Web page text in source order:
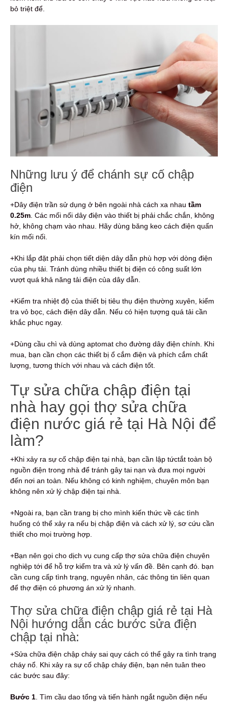
bỏ triệt để.
Những lưu ý để chánh sự cố chập
điện
+Dây điện trần sử dụng ở bên ngoài nhà cách xa nhau tầm
0.25m . Các mối nối dây điện vào thiết bị phải chắc chắn, không
hở, không chạm vào nhau. Hãy dùng băng keo cách điện quấn
kín mối nối.
+Khi lắp đặt phải chọn tiết diện dây dẫn phù hợp với dòng điện
của phụ tải. Tránh dùng nhiều thiết bị điện có công suất lớn
vượt quá khả năng tải điện của dây dẫn.
+Kiểm tra nhiệt độ của thiết bị tiêu thụ điện thường xuyên, kiểm
tra vỏ bọc, cách điện dây dẫn. Nếu có hiện tượng quá tải cần
khắc phục ngay.
+Dùng cầu chì và dùng aptomat cho đường dây điện chính. Khi
mua, bạn cần chọn các thiết bị ổ cắm điện và phích cắm chất
lượng, tương thích với nhau và cách điện tốt.
Tự sửa chữa chập điện tại
nhà hay gọi thợ sửa chữa
điện nước giá rẻ tại Hà Nội để
làm?
+Khi xảy ra sự cố chập điện tại nhà, bạn cần lập tứctắt toàn bộ
nguồn điện trong nhà để tránh gây tai nạn và đưa mọi người
đến nơi an toàn. Nếu không có kinh nghiệm, chuyên môn bạn
không nên xử lý chập điện tại nhà.
+Ngoài ra, bạn cần trang bị cho mình kiến thức về các tình
huống có thể xảy ra nếu bị chập điện và cách xử lý, sơ cứu cần
thiết cho mọi trường hợp.
+Bạn nên gọi cho dịch vụ cung cấp thợ sửa chữa điện chuyên
nghiệp tới để hỗ trợ kiểm tra và xử lý vấn đề. Bên cạnh đó. bạn
cần cung cấp tình trạng, nguyên nhân, các thông tin liên quan
để thợ điện có phương án xử lý nhanh.
Thợ sửa chữa điện chập giá rẻ tại Hà
Nội hướng dẫn các bước sửa điện
chập tại nhà:
+Sửa chữa điện chập cháy sai quy cách có thể gây ra tình trạng
cháy nổ. Khi xảy ra sự cố chập cháy điện, bạn nên tuân theo
các bước sau đây:
Bước 1 . Tìm cầu dao tổng và tiến hành ngắt nguồn điện nếu